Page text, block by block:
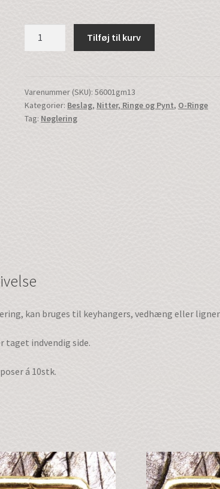
10stk.
|
Gl.Messing
Tilføj til kurv
Varenummer (SKU):56001gm13
Kategorier: Beslag, Nitter, Ringe og Pynt, O-Ringe
Tag: Nøglering
kan bruges til keyhangers, vedhæng eller
taget indvendig side.
á 10stk.